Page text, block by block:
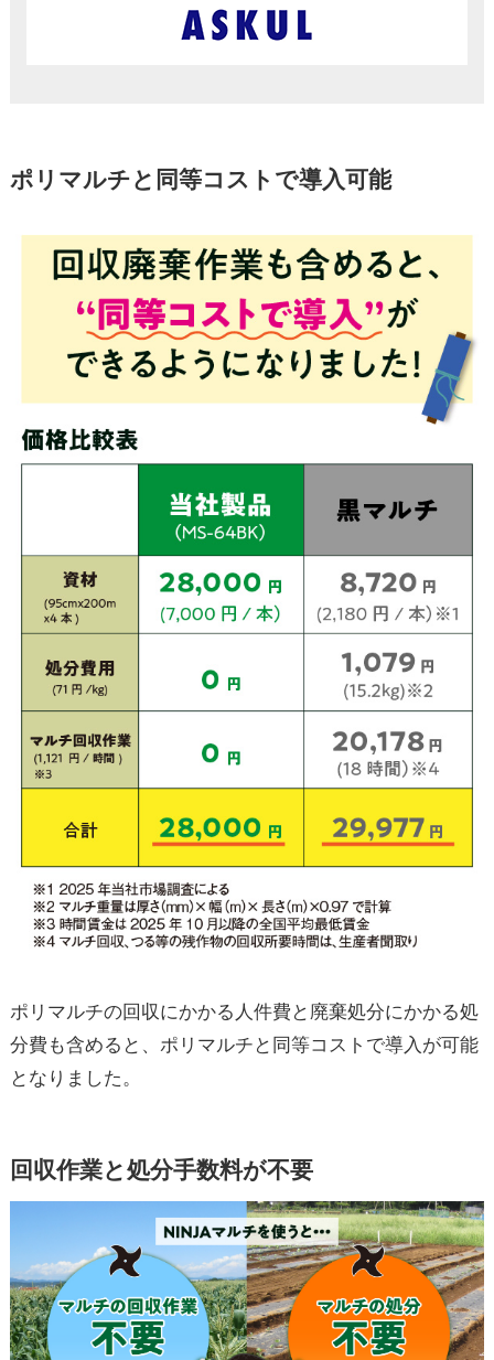
ポリマルチと同等コストで導入可能
ポリマルチの回収にかかる人件費と廃棄処分にかかる処
分費も含めると、ポリマルチと同等コストで導入が可能
となりました。
回収作業と処分手数料が不要